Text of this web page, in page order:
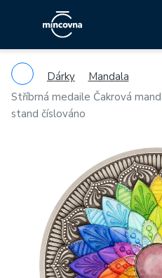
Dárky
Mandala
Stříbrná medaile Čakrová
stand číslováno